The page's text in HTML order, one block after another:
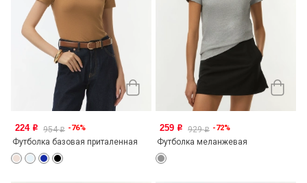
224 o 954o -76%
Футболка базовая приталенная
259 o 929o -72%
Футболка меланжевая